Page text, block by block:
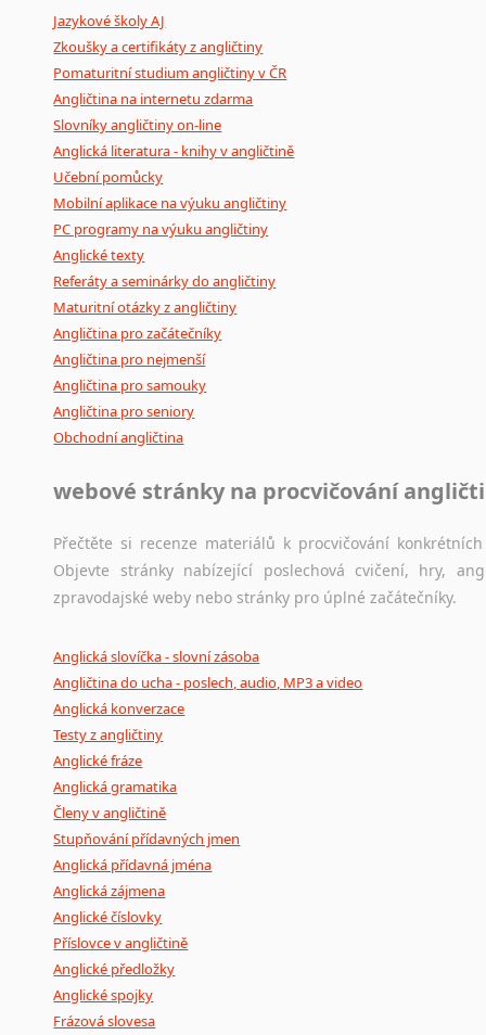
poradny a pravidla
Jazykové školy AJ
Zkoušky a certifikáty z angličtiny
Pomaturitní studium angličtiny v ČR
Angličtina na internetu zdarma
Slovníky angličtiny on-line
Anglická literatura - knihy v angličtině
Učební pomůcky
Mobilní aplikace na výuku angličtiny
PC programy na výuku angličtiny
Anglické texty
Referáty a seminárky do angličtiny
Maturitní otázky z angličtiny
Angličtina pro začátečníky
Angličtina pro nejmenší
Angličtina pro samouky
Angličtina pro seniory
Obchodní angličtina
webové stránky na procvičování
Přečtěte si recenze materiálů k procvičování
Objevte stránky nabízející poslechová cvičení, hry,
zpravodajské weby nebo stránky pro úplné začátečníky.
Anglická slovíčka - slovní zásoba
Angličtina do ucha - poslech, audio, MP3 a video
Anglická konverzace
Testy z angličtiny
Anglické fráze
Anglická gramatika
Členy v angličtině
Stupňování přídavných jmen
Anglická přídavná jména
Anglická zájmena
Anglické číslovky
Příslovce v angličtině
Anglické předložky
Anglické spojky
Frázová slovesa